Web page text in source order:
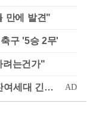
만에 발견"
구 '5승 2무'
려는건가"